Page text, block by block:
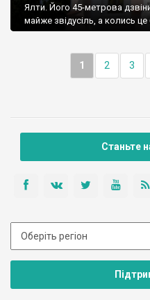
Ялти. Його 45-метрова
майже звідусіль, а колись
1 2 3
Станьте